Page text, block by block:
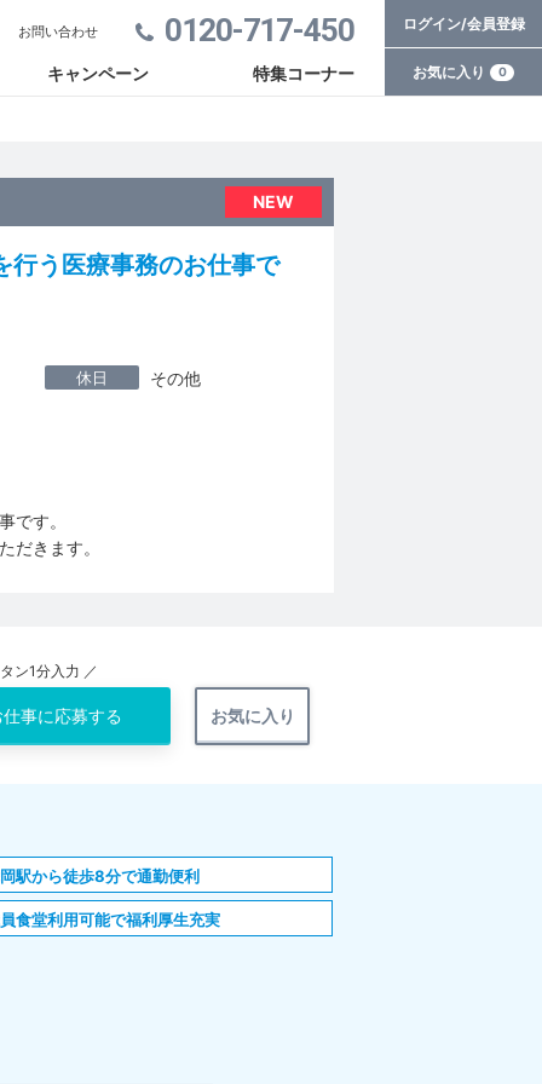
0120-717-450
キャンペーン 特集コーナー
お問い合わせ ログイン/会員登録
お気に入り 0
NEW
行う医療事務のお仕事で
休日 その他
です。
だきます。
ン1分入力 ／
事に応募する お気に入り
駅から徒歩8分で通勤便利
食堂利用可能で福利厚生充実